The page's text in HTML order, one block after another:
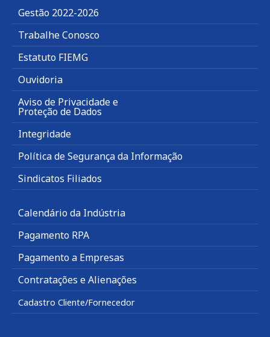
Gestão 2022-2026
Trabalhe Conosco
Estatuto FIEMG
Ouvidoria
Aviso de Privacidade e
Proteção de Dados
Integridade
Política de Segurança da Informação
Sindicatos Filiados
Calendário da Indústria
Pagamento RPA
Pagamento a Empresas
Contratações e Alienações
Cadastro Cliente/Fornecedor